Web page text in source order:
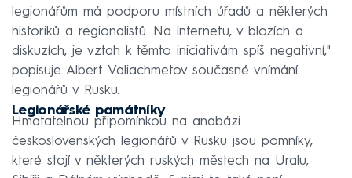
legionářům má podporu místních úřadů a některých
historiků a regionalistů. Na internetu, v blozích a
diskuzích, je vztah k těmto iniciativám spíš negativní,"
popisuje Albert Valiachmetov současné vnímání
legionářů v Rusku.
Legionářské památníky
Hmatatelnou připomínkou na anabázi
československých legionářů v Rusku jsou pomníky,
které stojí v některých ruských městech na Uralu,